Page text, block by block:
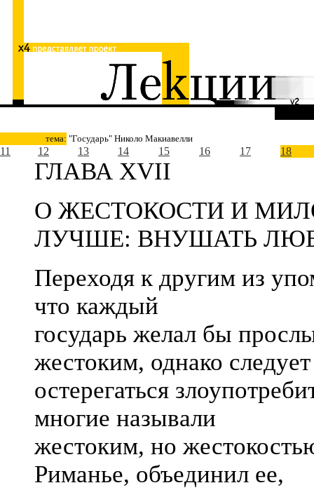
тема: "Государь" Николо Макиавелли
11 12 13 14 15 16 17 18
ГЛАВА XVII
О ЖЕСТОКОСТИ И
ЛУЧШЕ: ВНУШАТЬ
Переходя к другим из
что каждый
государь желал бы
жестоким, однако следует
остерегаться
многие называли
жестоким, но
Риманье, объединил ее,